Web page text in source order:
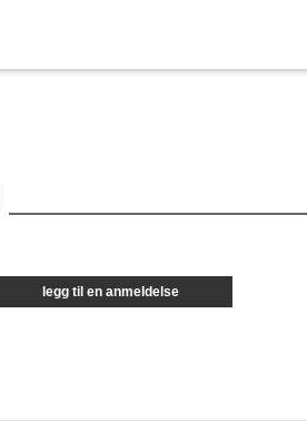
legg til en anmeldelse